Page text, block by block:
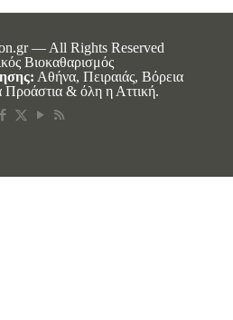
— All Rights Reserved
Βιοκαθαρισμός
Αθήνα, Πειραιάς, Βόρεια
Προάστια & όλη η Αττική.